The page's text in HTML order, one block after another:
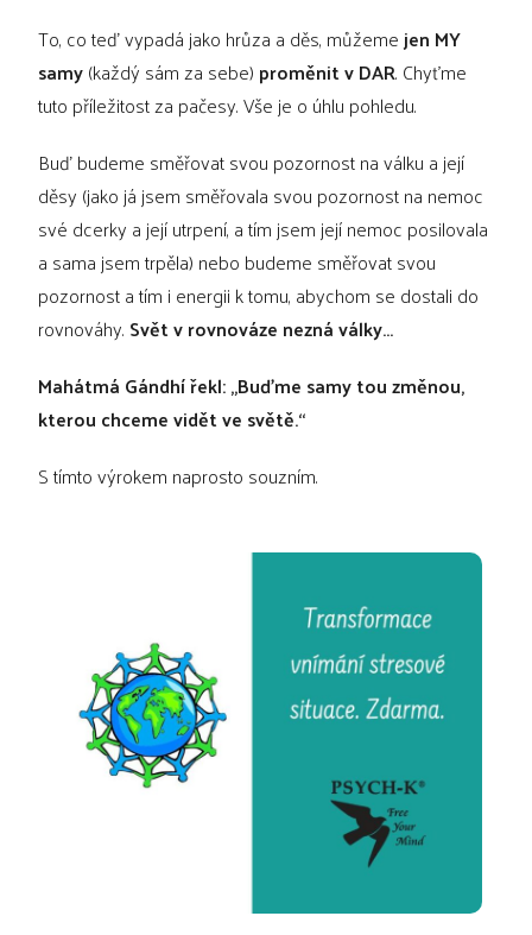
To, co teď vypadá jako hrůza a děs, můžemejen MY
samy(každý sám za sebe) proměnit v DAR. Chyťme
tuto příležitost za pačesy. Vše je o úhlu pohledu.
Buď budeme směřovat svou pozornost na válku a její
děsy (jako já jsem směřovala svou pozornost na nemoc
své dcerky a její utrpení, a tím jsem její nemoc posilovala
a sama jsem trpěla) nebo budeme směřovat svou
pozornost a tím i energii k tomu, abychom se dostali do
rovnováhy. Svět v rovnováze nezná války…
Mahátmá Gándhí řekl: „Buďme samy tou změnou,
kterou chceme vidět ve světě.“
S tímto výrokem naprosto souzním.